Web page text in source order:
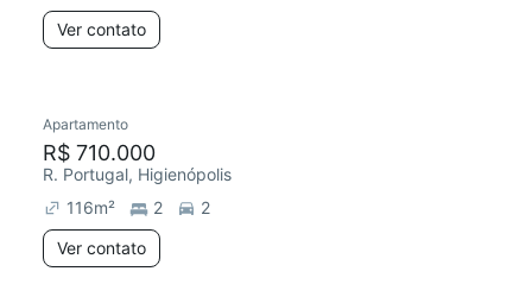
Ver contato
Apartamento
R$ 710.000
R. Portugal, Higienópolis
116m² 2
2
Ver contato